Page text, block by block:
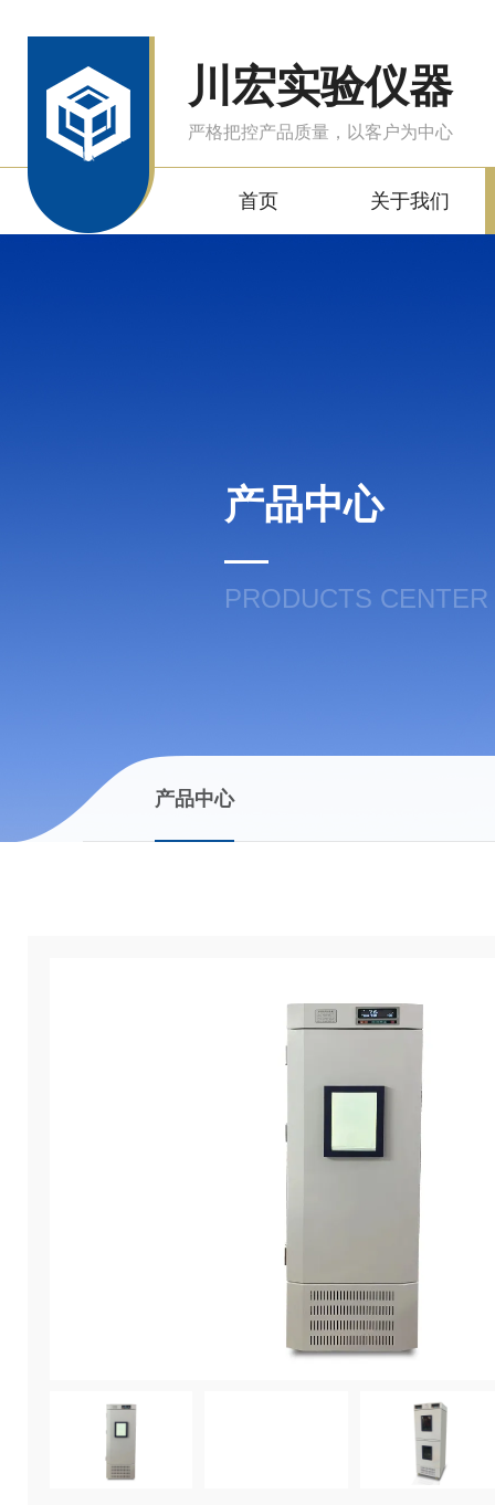
川宏实验仪器
严格把控产品质量，以客户为中心
首页 关于我们
产品中心
PRODUCTS CENTER
产品中心